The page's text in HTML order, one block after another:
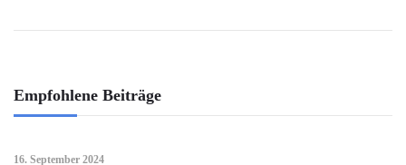
Empfohlene Beiträge
16. September 2024